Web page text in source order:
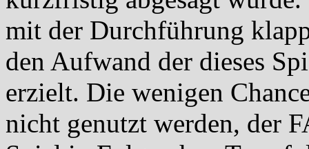
mit der Durchführung
den Aufwand der dieses
erzielt. Die wenigen
nicht genutzt werden, der